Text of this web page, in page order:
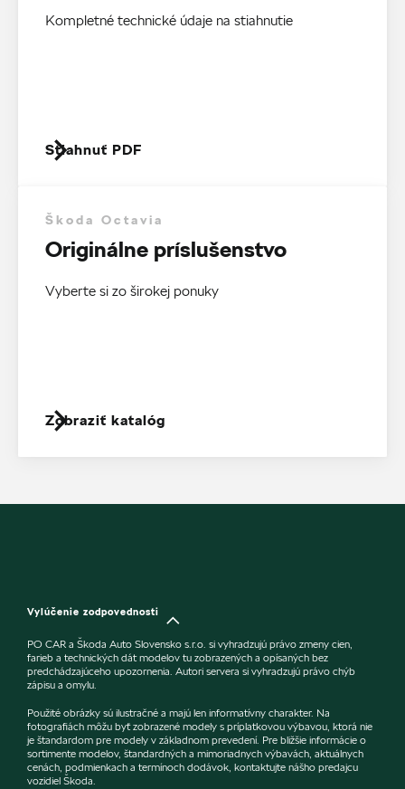
Kompletné technické údaje na stiahnutie
Stiahnuť PDF
Škoda Octavia
Originálne príslušenstvo
Vyberte si zo širokej ponuky
Zobraziť katalóg
Vylúčenie zodpovednosti
PO CAR a Škoda Auto Slovensko s.r.o. si vyhradzujú právo zmeny cien,
farieb a technických dát modelov tu zobrazených a opísaných bez
predchádzajúceho upozornenia. Autori servera si vyhradzujú právo chýb
zápisu a omylu.
Použité obrázky sú ilustračné a majú len informatívny charakter. Na
fotografiách môžu byť zobrazené modely s príplatkovou výbavou, ktorá nie
je štandardom pre modely v základnom prevedení. Pre bližšie informácie o
sortimente modelov, štandardných a mimoriadnych výbavách, aktuálnych
cenách, podmienkach a termínoch dodávok, kontaktujte nášho predajcu
vozidiel Škoda.